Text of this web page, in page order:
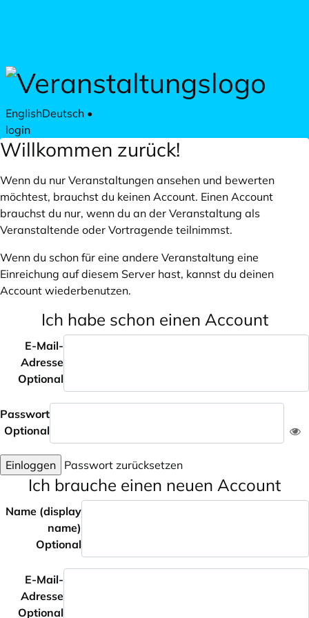
EnglishDeutsch •
login
Willkommen zurück!
Wenn du nur Veranstaltungen ansehen und bewerten
möchtest, brauchst du keinen Account. Einen Account
brauchst du nur, wenn du an der Veranstaltung als
Veranstaltende oder Vortragende teilnimmst.
Wenn du schon für eine andere Veranstaltung eine
Einreichung auf diesem Server hast, kannst du deinen
Account wiederbenutzen.
Ich habe schon einen Account
E-Mail-
Adresse
Optional
Passwort
Optional
Einloggen Passwort zurücksetzen
Ich brauche einen neuen Account
Name (display
name)
Optional
E-Mail-
Adresse
Optional